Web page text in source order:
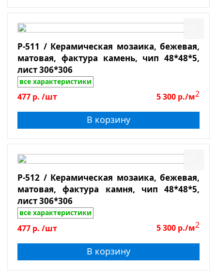
P-511 / Керамическая мозаика, бежевая,
матовая, фактура камень, чип 48*48*5,
лист 306*306
все характеристики
477 р. /шт 5 300 р./м2
В корзину
P-512 / Керамическая мозаика, бежевая,
матовая, фактура камня, чип 48*48*5,
лист 306*306
все характеристики
477 р. /шт 5 300 р./м2
В корзину